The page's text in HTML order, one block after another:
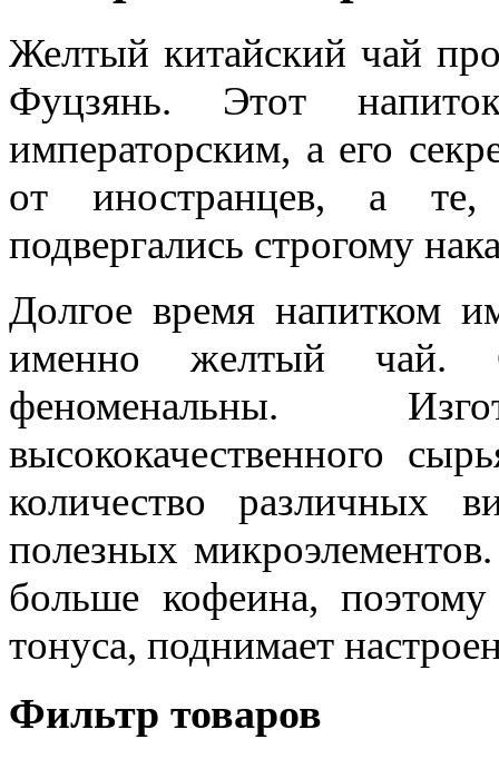
Желтый китайский чай
Фуцзянь. Этот
императорским, а его
от иностранцев, а
подвергались строгому
Долгое время напитком
именно желтый чай.
феноменальны.
высококачественного
количество различных
полезных
больше кофеина,
тонуса, поднимает
Фильтр товаров